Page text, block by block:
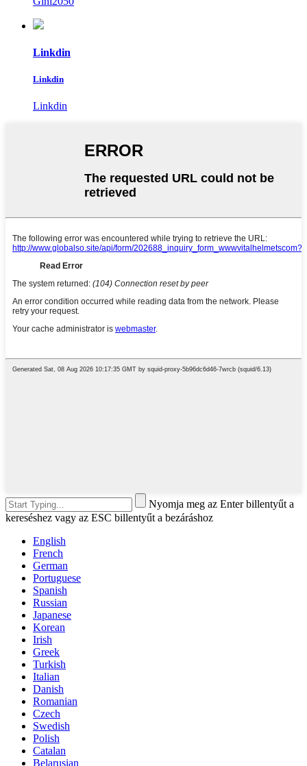
Linkdin
Linkdin
Linkdin
Nyomja meg az Enter billentyűt a
kereséshez vagy az ESC billentyűt a bezáráshoz
English
French
German
Portuguese
Spanish
Russian
Japanese
Korean
Irish
Greek
Turkish
Italian
Danish
Romanian
Czech
Swedish
Polish
Catalan
Belarusian